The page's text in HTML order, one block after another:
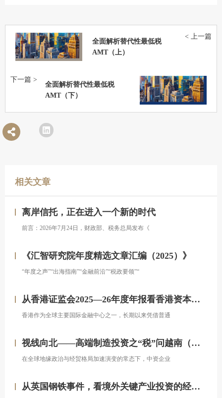
全面解析替代性最低税
AMT（上）
< 上一篇
全面解析替代性最低税
AMT（下）
下一篇 >
相关文章
离岸信托，正在进入一个新的时代
前言：2026年7月24日，财政部、税务总局发布《
《汇智研究院年度精选文章汇编（2025）》
“年度之声”“出海指南”“金融前沿”“税政要领”“
从香港证监会2025—26年度年报看香港资本市场发展的新方向
香港作为全球主要国际金融中心之一，长期以来凭借普通
视线向北——高端制造投资之“税”问越南（上）
在全球地缘政治与经贸格局加速演变的常态下，中资企业
从英国钢铁事件，看境外关键产业投资的经营处置权风险